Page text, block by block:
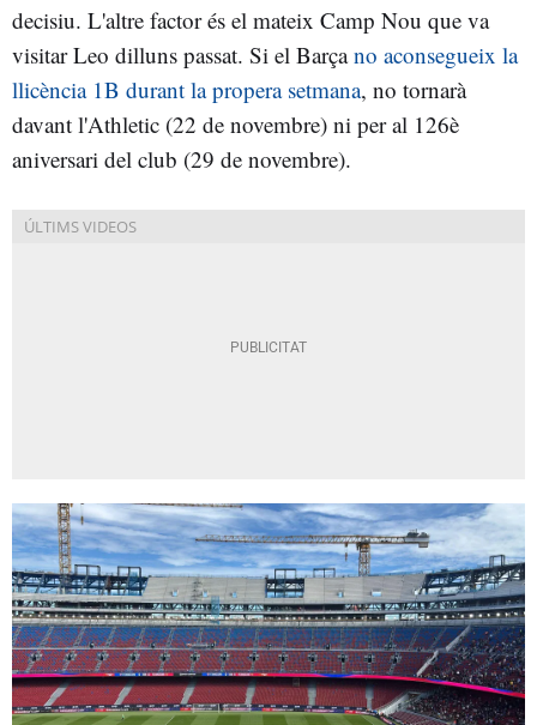
decisiu. L'altre factor és el mateix Camp Nou que va
visitar Leo dilluns passat. Si el Barçano aconsegueix la
llicència 1B durant la propera setmana, no tornarà
davant l'Athletic (22 de novembre) ni per al 126è
aniversari del club (29 de novembre).